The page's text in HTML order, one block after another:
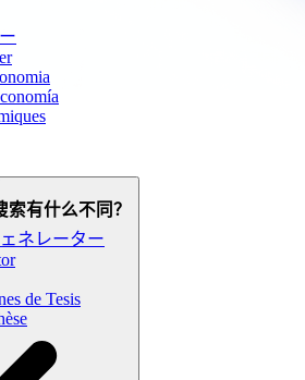
ネレーター
de Tesis
有什么不同？